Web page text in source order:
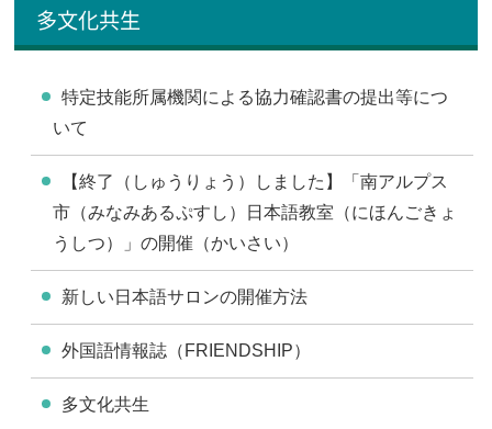
多文化共生
特定技能所属機関による協力確認書の提出等につ
いて
【終了（しゅうりょう）しました】「南アルプス
市（みなみあるぷすし）日本語教室（にほんごきょ
うしつ）」の開催（かいさい）
新しい日本語サロンの開催方法
外国語情報誌（FRIENDSHIP）
多文化共生